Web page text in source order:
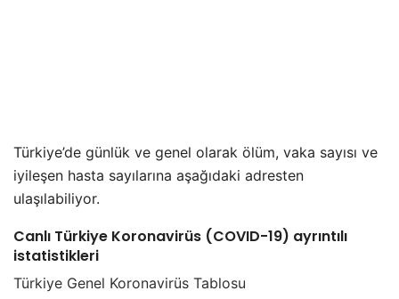
Türkiye’de günlük ve genel olarak ölüm, vaka sayısı ve
iyileşen hasta sayılarına aşağıdaki adresten
ulaşılabiliyor.
Canlı Türkiye Koronavirüs (COVID-19) ayrıntılı
istatistikleri
Türkiye Genel Koronavirüs Tablosu